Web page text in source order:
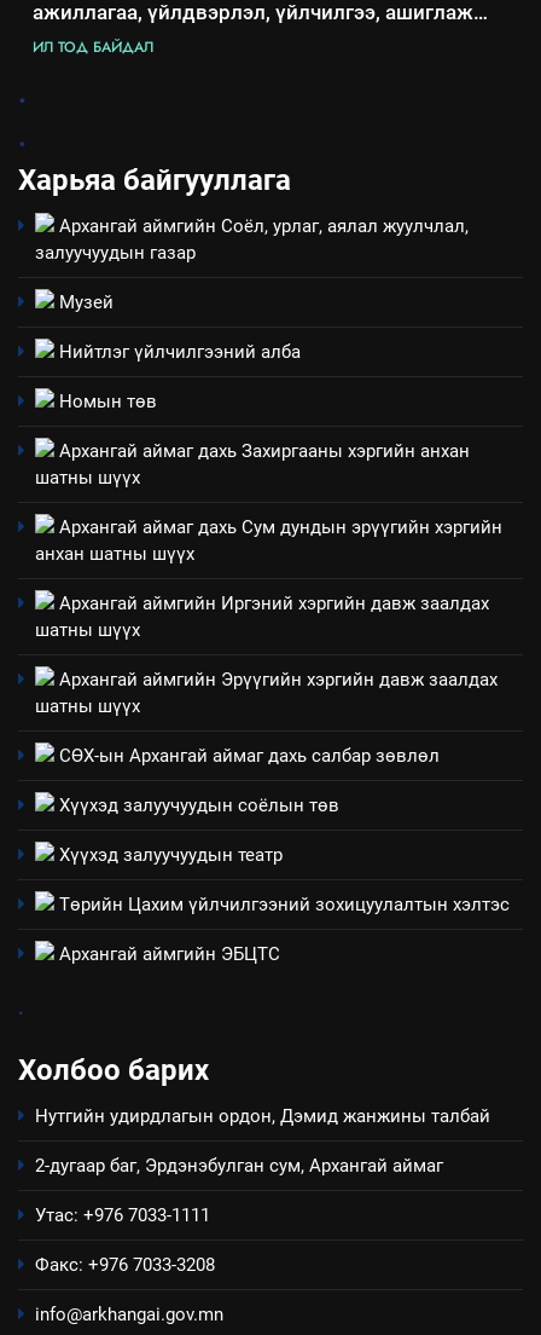
ажиллагаа, үйлдвэрлэл, үйлчилгээ, ашиглаж
байгаа техник, технологийн хүн, мал, амьтны
ИЛ ТОД БАЙДАЛ
.
.
Харьяа байгууллага
Архангай аймгийн Соёл, урлаг, аялал жуулчлал,
залуучуудын газар
Музей
Нийтлэг үйлчилгээний алба
Номын төв
Архангай аймаг дахь Захиргааны хэргийн анхан
шатны шүүх
Архангай аймаг дахь Сум дундын эрүүгийн хэргийн
анхан шатны шүүх
Архангай аймгийн Иргэний хэргийн давж заалдах
шатны шүүх
Архангай аймгийн Эрүүгийн хэргийн давж заалдах
шатны шүүх
СӨХ-ын Архангай аймаг дахь салбар зөвлөл
Хүүхэд залуучуудын соёлын төв
Хүүхэд залуучуудын театр
Төрийн Цахим үйлчилгээний зохицуулалтын хэлтэс
Архангай аймгийн ЭБЦТС
.
Холбоо барих
Нутгийн удирдлагын ордон, Дэмид жанжины талбай
2-дугаар баг, Эрдэнэбулган сум, Архангай аймаг
Утас: +976 7033-1111
Факс: +976 7033-3208
info@arkhangai.gov.mn